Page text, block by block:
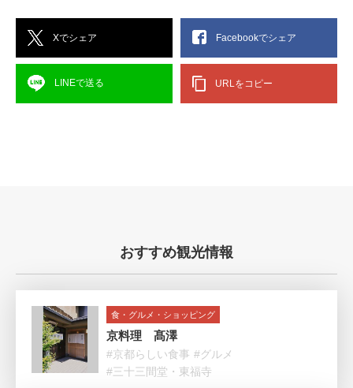
Xでシェア Facebookでシェア
LINEで送る URLをコピー
おすすめ観光情報
食・グルメ・ショッピング
京料理 髙澤
#京都らしい食事 #グルメ
#三十三間堂・東福寺